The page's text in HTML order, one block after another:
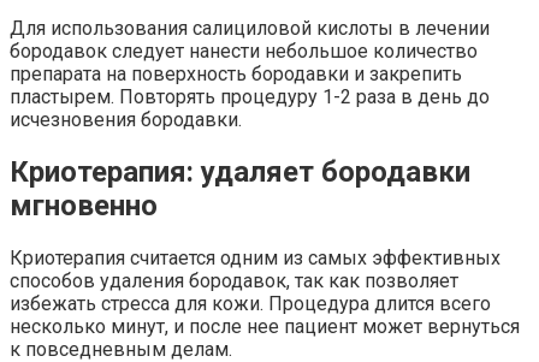
Для использования салициловой кислоты в лечении
бородавок следует нанести небольшое количество
препарата на поверхность бородавки и закрепить
пластырем. Повторять процедуру 1-2 раза в день до
исчезновения бородавки.
Криотерапия: удаляет бородавки
мгновенно
Криотерапия считается одним из самых эффективных
способов удаления бородавок, так как позволяет
избежать стресса для кожи. Процедура длится всего
несколько минут, и после нее пациент может вернуться
к повседневным делам.